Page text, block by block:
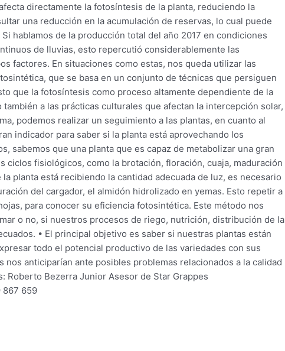
directamente la fotosíntesis de la planta, reduciendo la
una reducción en la acumulación de reservas, lo cual puede
hablamos de la producción total del año 2017 en condiciones
de lluvias, esto repercutió considerablemente las
factores. En situaciones como estas, nos queda utilizar las
que se basa en un conjunto de técnicas que persiguen
que la fotosíntesis como proceso altamente dependiente de la
a las prácticas culturales que afectan la intercepción solar,
podemos realizar un seguimiento a las plantas, en cuanto al
indicador para saber si la planta está aprovechando los
sabemos que una planta que es capaz de metabolizar una gran
ciclos fisiológicos, como la brotación, floración, cuaja, maduración
planta está recibiendo la cantidad adecuada de luz, es necesario
del cargador, el almidón hidrolizado en yemas. Esto repetir a
para conocer su eficiencia fotosintética. Este método nos
o no, si nuestros procesos de riego, nutrición, distribución de la
• El principal objetivo es saber si nuestras plantas están
todo el potencial productivo de las variedades con sus
anticiparían ante posibles problemas relacionados a la calidad
Roberto Bezerra Junior Asesor de Star Grappes
867 659